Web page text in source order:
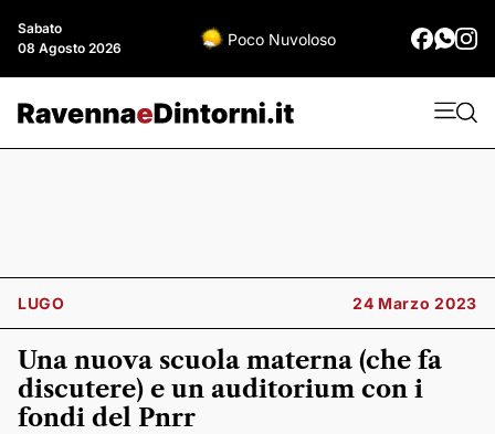
Sabato
08 Agosto 2026
Poco Nuvoloso
LUGO 24 Marzo 2023
Una nuova scuola materna (che fa
discutere) e un auditorium con i
fondi del Pnrr